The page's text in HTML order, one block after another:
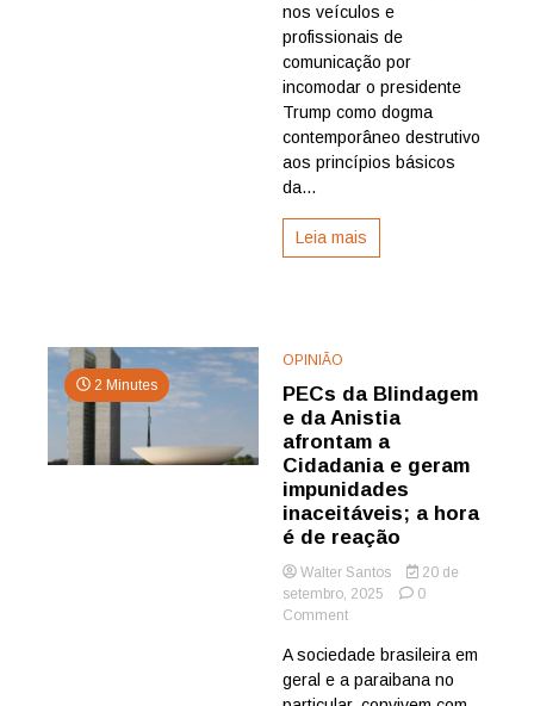
do
Brasil
para
dentro
e
fora
País,
nos
EUA
blindagem
anistia
nos veículos e
profissionais de
comunicação por
incomodar o presidente
Trump como dogma
contemporâneo destrutivo
aos princípios básicos
da...
Leia mais
2 Minutes
OPINIÃO
PECs da Blindagem
e da Anistia
afrontam a
Cidadania e geram
impunidades
inaceitáveis; a hora
é de reação
Walter Santos
20 de
setembro, 2025
0
Commenton
da
Blindagem
e
A sociedade brasileira em
geral e a paraibana no